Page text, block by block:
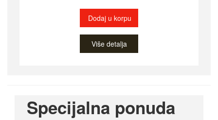
Dodaj u korpu
Više detalja
Specijalna ponuda